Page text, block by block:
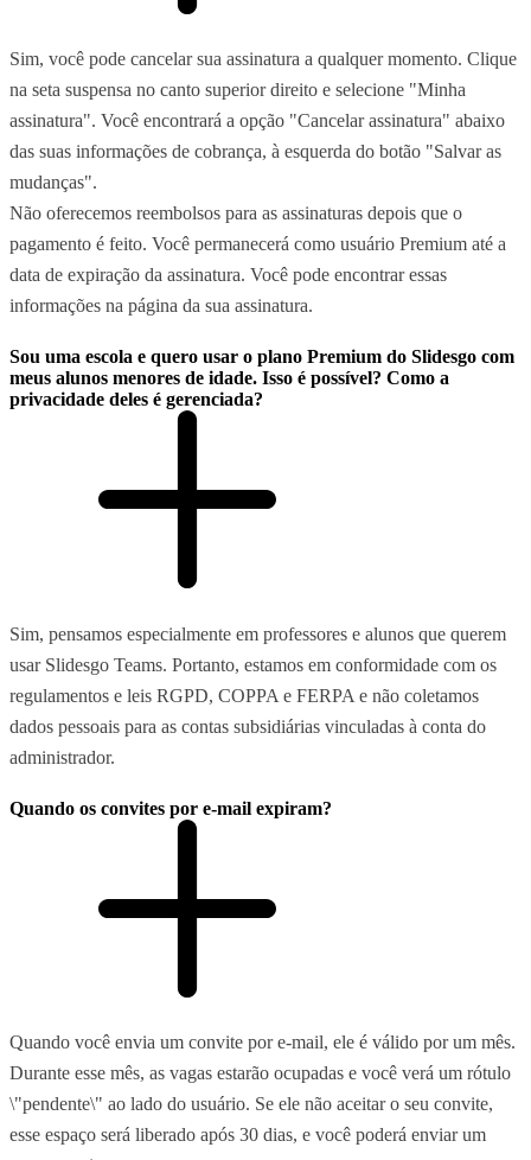
Sim, você pode cancelar sua assinatura a qualquer momento. Clique
na seta suspensa no canto superior direito e selecione "Minha
assinatura". Você encontrará a opção "Cancelar assinatura" abaixo
das suas informações de cobrança, à esquerda do botão "Salvar as
mudanças".
Não oferecemos reembolsos para as assinaturas depois que o
pagamento é feito. Você permanecerá como usuário Premium até a
data de expiração da assinatura. Você pode encontrar essas
informações na página da sua assinatura.
Sou uma escola e quero usar o plano Premium do Slidesgo com
meus alunos menores de idade. Isso é possível? Como a
privacidade deles é gerenciada?
Sim, pensamos especialmente em professores e alunos que querem
usar Slidesgo Teams. Portanto, estamos em conformidade com os
regulamentos e leis RGPD, COPPA e FERPA e não coletamos
dados pessoais para as contas subsidiárias vinculadas à conta do
administrador.
Quando os convites por e-mail expiram?
Quando você envia um convite por e-mail, ele é válido por um mês.
Durante esse mês, as vagas estarão ocupadas e você verá um rótulo
\"pendente\" ao lado do usuário. Se ele não aceitar o seu convite,
esse espaço será liberado após 30 dias, e você poderá enviar um